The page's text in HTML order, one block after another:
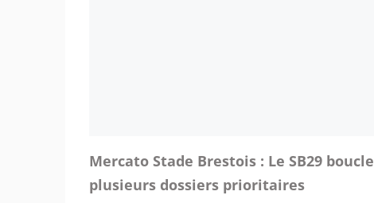
Mercato Stade Brestois : Le SB29 boucle
plusieurs dossiers prioritaires